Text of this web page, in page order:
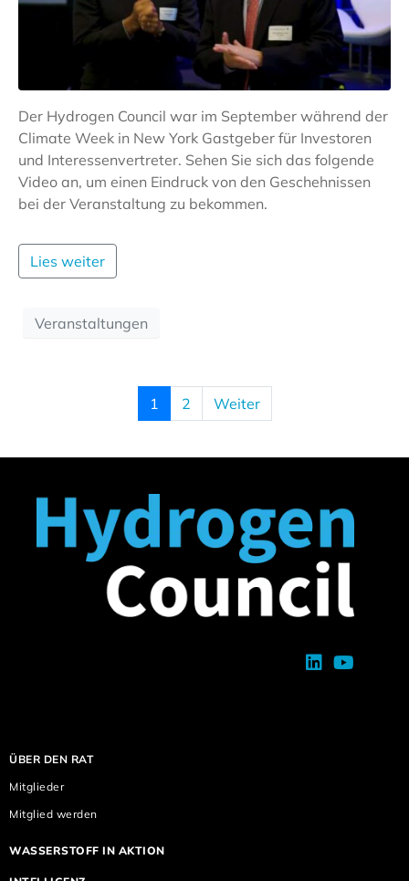
Der Hydrogen Council war im September während der
Climate Week in New York Gastgeber für Investoren
und Interessenvertreter. Sehen Sie sich das folgende
Video an, um einen Eindruck von den Geschehnissen
bei der Veranstaltung zu bekommen.
Lies weiter
Veranstaltungen
1 2 Weiter
ÜBER DEN RAT
Mitglieder
Mitglied werden
WASSERSTOFF IN AKTION